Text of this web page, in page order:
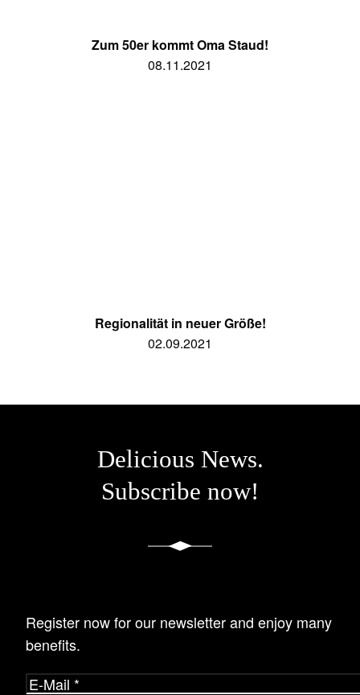
Zum 50er kommt Oma Staud!
08.11.2021
Regionalität in neuer Größe!
02.09.2021
Delicious News.
Subscribe now!
Register now for our newsletter and enjoy many
benefits.
E-